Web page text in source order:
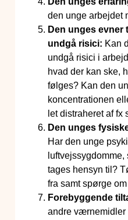
den unge arbejdet
Den unges evner
undgå risici: Kan
undgå risici i
hvad der kan ske,
følges? Kan den
koncentrationen
let distraheret af fx
Den unges
Har den unge
tages hensyn til?
fra samt spørge
Forebyggende
andre værnemidler